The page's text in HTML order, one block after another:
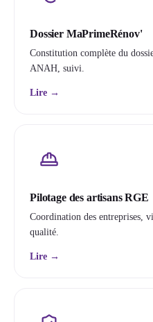
Dossier MaPrimeRénov'
Constitution complète du
ANAH, suivi.
Lire →
Pilotage des artisans RGE
Coordination des entreprises,
qualité.
Lire →